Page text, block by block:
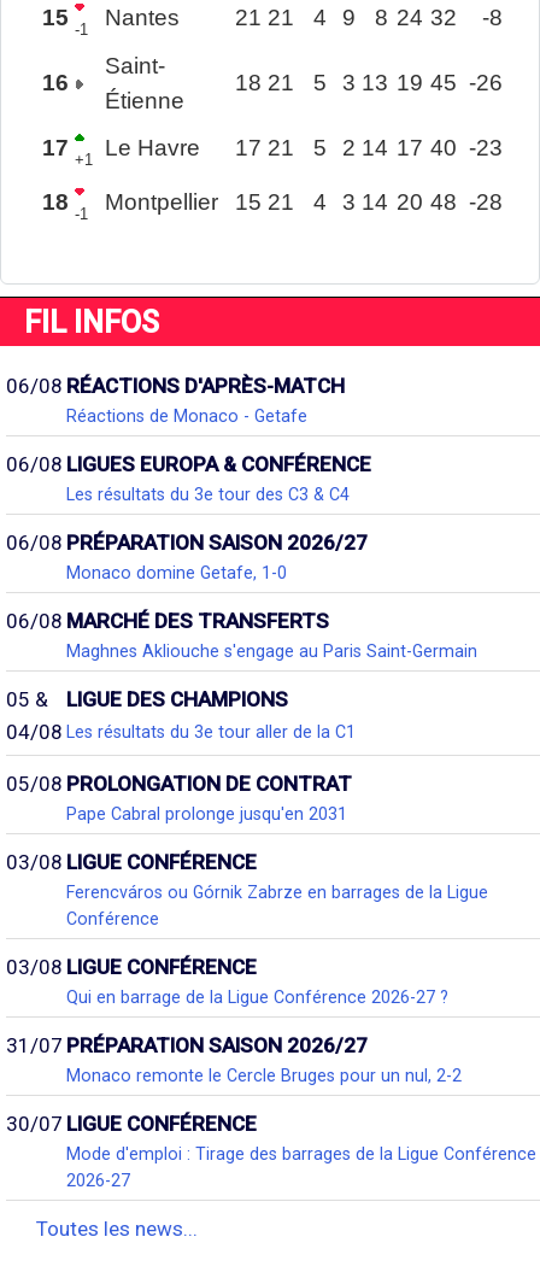
15 -1 Nantes 21 21 4 9 8 24 32 -8
16
Saint-
Étienne
18 21 5 3 13 19 45 -26
17 +1 Le Havre 17 21 5 2 14 17 40 -23
18 -1 Montpellier 15 21 4 3 14 20 48 -28
FIL INFOS
06/08 RÉACTIONS D'APRÈS-MATCH
Réactions de Monaco - Getafe
06/08 LIGUES EUROPA & CONFÉRENCE
Les résultats du 3e tour des C3 & C4
06/08 PRÉPARATION SAISON 2026/27
Monaco domine Getafe, 1-0
06/08 MARCHÉ DES TRANSFERTS
Maghnes Akliouche s'engage au Paris Saint-Germain
05 &
04/08
LIGUE DES CHAMPIONS
Les résultats du 3e tour aller de la C1
05/08 PROLONGATION DE CONTRAT
Pape Cabral prolonge jusqu'en 2031
03/08 LIGUE CONFÉRENCE
Ferencváros ou Górnik Zabrze en barrages de la Ligue
Conférence
03/08 LIGUE CONFÉRENCE
Qui en barrage de la Ligue Conférence 2026-27 ?
31/07 PRÉPARATION SAISON 2026/27
Monaco remonte le Cercle Bruges pour un nul, 2-2
30/07 LIGUE CONFÉRENCE
Mode d'emploi : Tirage des barrages de la Ligue Conférence
2026-27
Toutes les news...